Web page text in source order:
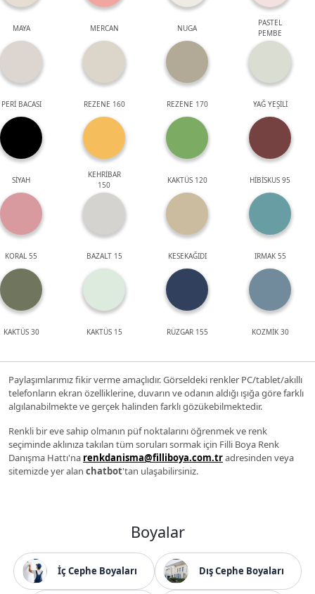
MAYA MERCAN NUGA
PASTEL
PEMBE
PERİ BACASI REZENE 160 REZENE 170 YAĞ YEŞİLİ
SİYAH
KEHRİBAR
150
KAKTÜS 120 HİBİSKUS 95
KORAL 55 BAZALT 15 KESEKAĞIDI IRMAK 55
KAKTÜS 30 KAKTÜS 15 RÜZGAR 155 KOZMİK 30
Paylaşımlarımız fikir verme amaçlıdır. Görseldeki renkler PC/tablet/akıllı
telefonların ekran özelliklerine, duvarın ve odanın aldığı ışığa göre farklı
algılanabilmekte ve gerçek halinden farklı gözükebilmektedir.
Renkli bir eve sahip olmanın püf noktalarını öğrenmek ve renk
seçiminde aklınıza takılan tüm soruları sormak için Filli Boya Renk
Danışma Hattı'na renkdanisma@filliboya.com.tradresinden veya
sitemizde yer alan chatbot'tan ulaşabilirsiniz.
Boyalar
İç Cephe Boyaları Dış Cephe Boyaları